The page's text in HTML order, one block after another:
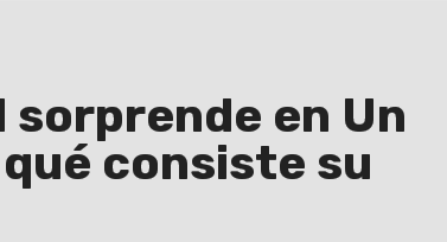
en Un
consiste su